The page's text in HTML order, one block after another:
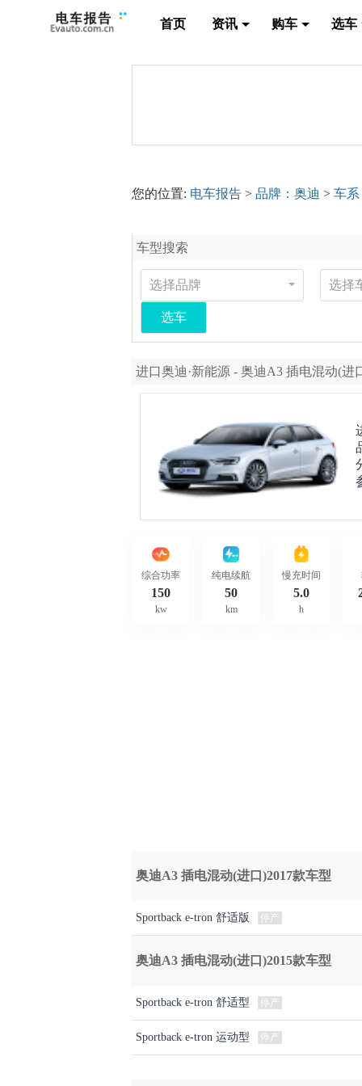
首页 资讯 购车 选车
您的位置: 电车报告 >品牌：奥迪 >车
车型搜索
选择品牌 选择
选车
进口奥迪·新能源 - 奥迪A3 插电混动(进
综合功率
150
kw
纯电续航
50
km
慢充时间
5.0
h
奥迪A3 插电混动(进口)2017款车型
Sportback e-tron 舒适版 停产
奥迪A3 插电混动(进口)2015款车型
Sportback e-tron 舒适型 停产
Sportback e-tron 运动型 停产